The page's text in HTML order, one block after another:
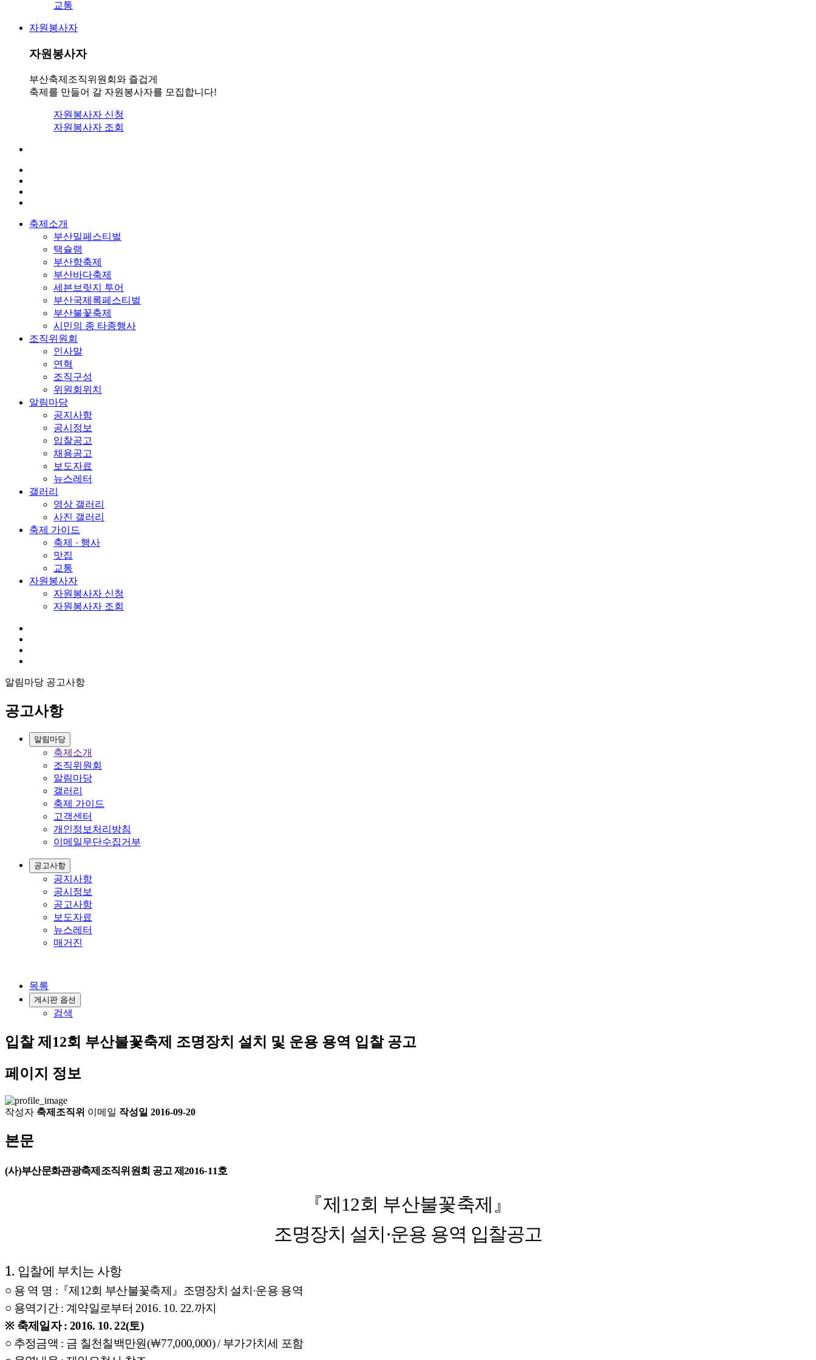
교통
자원봉사자
자원봉사자
부산축제조직위원회와 즐겁게
축제를 만들어 갈 자원봉사자를 모집합니다!
자원봉사자 신청
자원봉사자 조회
축제소개
부산밀페스티벌
택슐랭
부산항축제
부산바다축제
세븐브릿지 투어
부산국제록페스티벌
부산불꽃축제
시민의 종 타종행사
조직위원회
인사말
연혁
조직구성
위원회위치
알림마당
공지사항
공시정보
입찰공고
채용공고
보도자료
뉴스레터
갤러리
영상 갤러리
사진 갤러리
축제 가이드
축제 · 행사
맛집
교통
자원봉사자
자원봉사자 신청
자원봉사자 조회
알림마당 공고사항
공고사항
알림마당
축제소개
조직위원회
알림마당
갤러리
축제 가이드
고객센터
개인정보처리방침
이메일무단수집거부
공고사항
공지사항
공시정보
공고사항
보도자료
뉴스레터
매거진
목록
게시판 옵션
검색
입찰 제12회 부산불꽃축제 조명장치 설치 및 운용 용역 입찰 공고
페이지 정보
작성자 축제조직위 이메일 작성일 2016-09-20
본문
(사)부산문화관광축제조직위원회 공고 제2016-11호
『제 12회 부산불꽃축제 』
조명장치 설치 ·운용 용역 입찰공고
1. 입찰에 부치는 사항
○ 용 역 명 : 『제 12회 부산불꽃축제 』 조명장치 설치 ·운용 용역
○ 용역기간 : 계약일로부터 2016. 10. 22.까지
※ 축제일자 : 2016. 10. 22(토)
○ 추정금액 : 금 칠천칠백만원(￦77,000,000) /부가가치세 포함